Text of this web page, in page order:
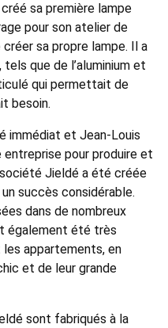
sa première lampe
pour son atelier de
sa propre lampe. Il a
que de l’aluminium et
qui permettait de
besoin.
immédiat et Jean-Louis
entreprise pour produire et
Jieldé a été créée
succès considérable.
dans de nombreux
également été très
appartements, en
et de leur grande
sont fabriqués à la